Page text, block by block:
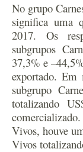
No grupo
significa uma
2017. Os
subgrupos
37,3% e
exportado. Em
subgrupo
totalizando
Vivos, houve
Vivos